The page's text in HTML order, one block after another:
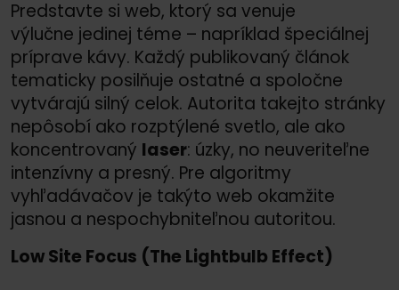
Predstavte si web, ktorý sa venuje
výlučne jedinej téme – napríklad špeciálnej
príprave kávy. Každý publikovaný článok
tematicky posilňuje ostatné a spoločne
vytvárajú silný celok. Autorita takejto stránky
nepôsobí ako rozptýlené svetlo, ale ako
koncentrovaný laser: úzky, no neuveriteľne
intenzívny a presný. Pre algoritmy
vyhľadávačov je takýto web okamžite
jasnou a nespochybniteľnou autoritou.
Low Site Focus (The Lightbulb Effect)